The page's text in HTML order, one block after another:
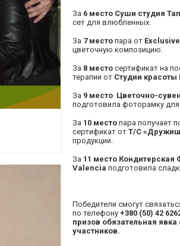
За 6 место Суши студия
сет для влюбленных.
За 7 место пара от
цветочную композицию.
За 8 место сертификат на
терапии от Студии красоты
За 9 место Цветочно-
подготовила фоторамку
За 10 место пара получает
сертификат от Т/С
продукции.
За 11 место Кондитерская
Valencia подготовила
Победители смогут
по телефону +380 (50) 42
призов обязательная явка
участников.